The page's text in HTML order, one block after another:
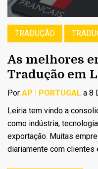
TRADUÇÃO
As melhores
Tradução em
Por AP | PORTUGAL a 8
Leiria tem vindo a
como indústria,
exportação. Muitas
diariamente com clientes